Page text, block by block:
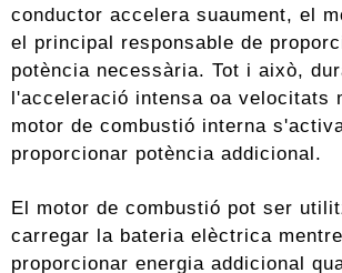
conductor accelera suaument, el
el principal responsable de
potència necessària. Tot i això,
l'acceleració intensa oa velocitats
motor de combustió interna
proporcionar potència addicional.
El motor de combustió pot ser
carregar la bateria elèctrica
proporcionar energia addicional